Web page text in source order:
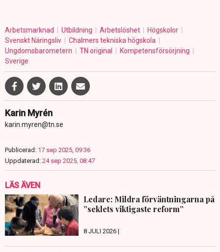
Arbetsmarknad Utbildning Arbetslöshet
Högskolor
Svenskt Näringsliv
Chalmers tekniska högskola
Ungdomsbarometern
TN original
Kompetensförsörjning
Sverige
Karin Myrén
karin.myren@tn.se
Publicerad: 17 sep 2025, 09:36
Uppdaterad: 24 sep 2025, 08:47
LÄS ÄVEN
Ledare: Mildra förväntningarna på
”seklets viktigaste reform”
8 JULI 2026 |